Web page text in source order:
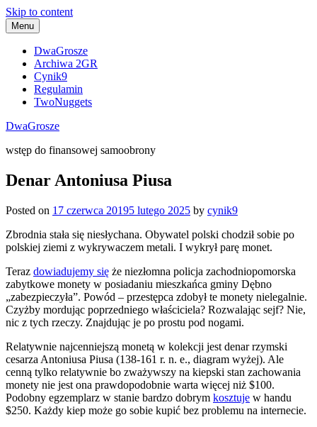
Skip to content
Menu
DwaGrosze
Archiwa 2GR
Cynik9
Regulamin
TwoNuggets
DwaGrosze
wstęp do finansowej samoobrony
Denar Antoniusa Piusa
Posted on 17 czerwca 20195 lutego 2025 by cynik9
Zbrodnia stała się niesłychana. Obywatel polski chodził sobie po
polskiej ziemi z wykrywaczem metali. I wykrył parę monet.
Teraz dowiadujemy się że niezłomna policja zachodniopomorska
zabytkowe monety w posiadaniu mieszkańca gminy Dębno
„zabezpieczyła”. Powód – przestępca zdobył te monety nielegalnie.
Czyżby mordując poprzedniego właściciela? Rozwalając sejf? Nie,
nic z tych rzeczy. Znajdując je po prostu pod nogami.
Relatywnie najcenniejszą monetą w kolekcji jest denar rzymski
cesarza Antoniusa Piusa (138-161 r. n. e., diagram wyżej). Ale
cenną tylko relatywnie bo zważywszy na kiepski stan zachowania
monety nie jest ona prawdopodobnie warta więcej niż $100.
Podobny egzemplarz w stanie bardzo dobrym kosztuje w handu
$250. Każdy kiep może go sobie kupić bez problemu na internecie.